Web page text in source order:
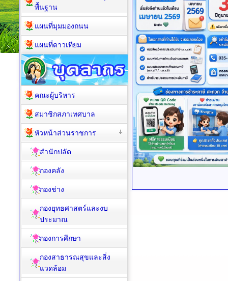
พื้นฐาน
แผนที่มุมมองถนน
แผนที่ดาวเทียม
คณะผู้บริหาร
สมาชิกสภาเทศบาล
หัวหน้าส่วนราชการ
สำนักปลัด
กองคลัง
กองช่าง
กองยุทธศาสตร์และงบ
ประมาณ
กองการศึกษา
กองสาธารณสุขและสิ่ง
แวดล้อม